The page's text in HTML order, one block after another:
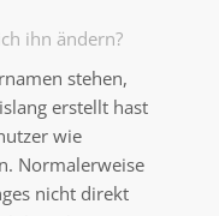
ihn ändern?
stehen,
erstellt hast
wie
Normalerweise
nicht direkt